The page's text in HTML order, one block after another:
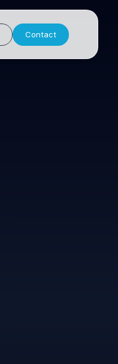
Contact